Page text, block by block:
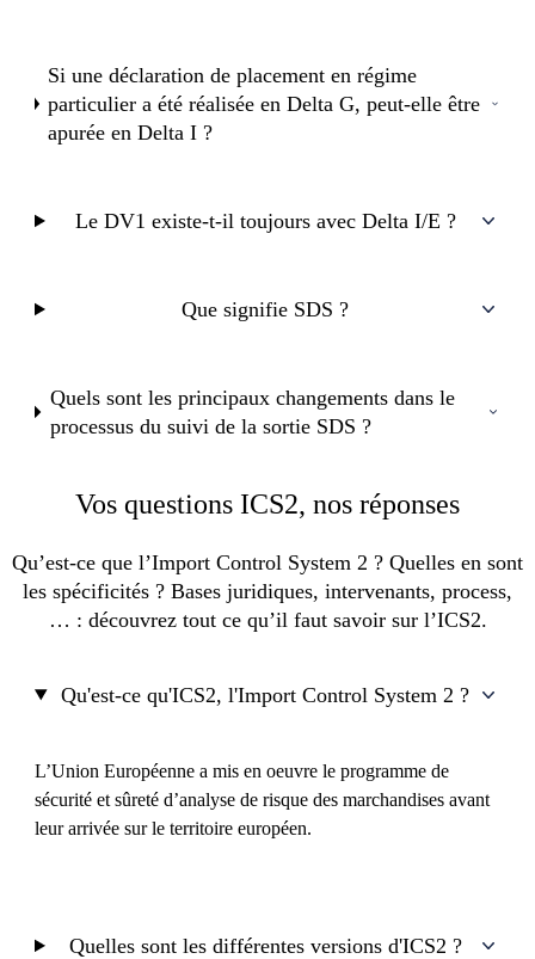
Si une déclaration de placement en régime
particulier a été réalisée en Delta G, peut-elle être
apurée en Delta I ?
Le DV1 existe-t-il toujours avec Delta I/E ?
Que signifie SDS ?
Quels sont les principaux changements dans le
processus du suivi de la sortie SDS ?
Vos questions ICS2, nos réponses
Qu’est-ce que l’Import Control System 2 ? Quelles en sont
les spécificités ? Bases juridiques, intervenants, process,
… : découvrez tout ce qu’il faut savoir sur l’ICS2.
Qu'est-ce qu'ICS2, l'Import Control System 2 ?
L’Union Européenne a mis en oeuvre le programme de
sécurité et sûreté d’analyse de risque des marchandises avant
leur arrivée sur le territoire européen.
Quelles sont les différentes versions d'ICS2 ?